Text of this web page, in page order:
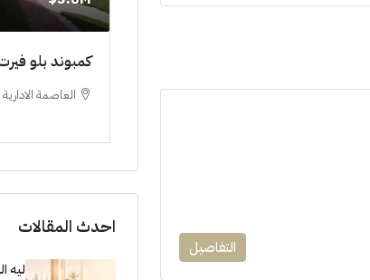
التفاصيل
١٧٥٠٠٠٠
وقسط حتي ١٠ سنوات ( عاين وحدتك)
كمبوند بلو
العاصمة الادارية
احدث المقالات
ليه